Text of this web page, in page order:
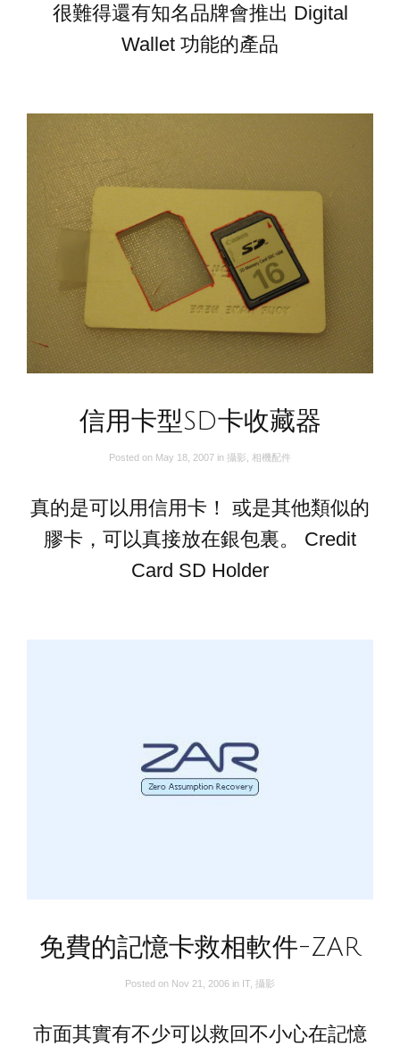
很難得還有知名品牌會推出 Digital
Wallet 功能的產品
信用卡型SD卡收藏器
Posted on May 18, 2007 in 攝影 相機配件
真的是可以用信用卡！ 或是其他類似的
膠卡，可以真接放在銀包裏。 Credit
Card SD Holder
免費的記憶卡救相軟件-ZAR
Posted on Nov 21, 2006 in IT, 攝影
市面其實有不少可以救回不小心在記憶